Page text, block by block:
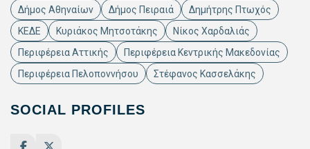
Δήμος Αθηναίων Δήμος Πειραιά
Δημήτρης Πτωχός
ΚΕΔΕ
Κυριάκος Μητσοτάκης
Νίκος Χαρδαλιάς
Περιφέρεια Αττικής
Περιφέρεια Κεντρικής Μακεδονίας
Περιφέρεια Πελοποννήσου
Στέφανος Κασσελάκης
SOCIAL PROFILES